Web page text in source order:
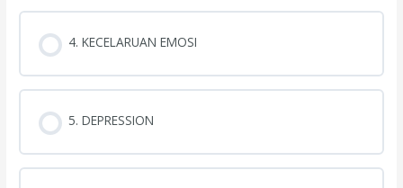
4. KECELARUAN EMOSI
5. DEPRESSION